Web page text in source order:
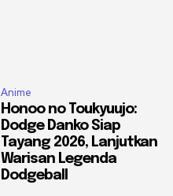
Anime
Honoo no Toukyuujo:
Dodge Danko Siap
Tayang 2026, Lanjutkan
Warisan Legenda
Dodgeball